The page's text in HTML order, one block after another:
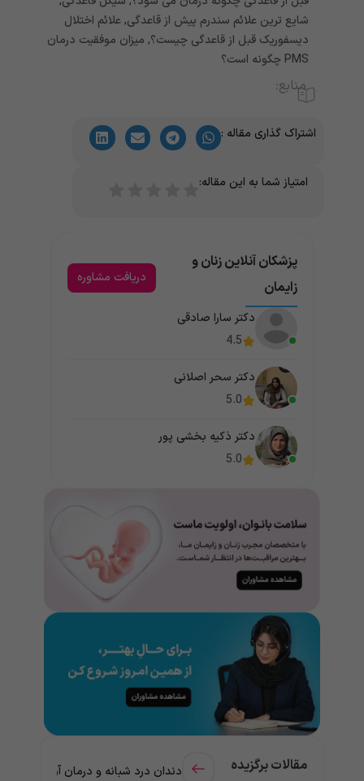
شایع ترین علائم سندرم پیش از قاعدگی,علائم اختلال
دیسفوریک قبل از قاعدگی چیست؟, میزان موفقیت درمان
PMS چگونه است؟
منابع:
اشتراک گذاری مقاله :
امتیاز شما به این مقاله:
پزشکان آنلاین زنان و
زایمان
دریافت مشاوره
دکتر سارا صادقی
4.5
دکتر سحر اصلانی
5.0
دکتر ذکیه بخشی پور
5.0
مقالات برگزیده دندان درد شبانه و درمان آن +